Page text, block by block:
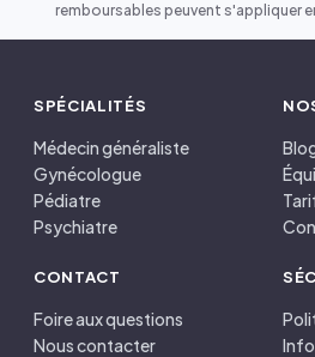
remboursables peuvent s'appliquer
SPÉCIALITÉS
Médecin généraliste
Gynécologue
Pédiatre
Psychiatre
CONTACT
Foire aux questions
Nous contacter